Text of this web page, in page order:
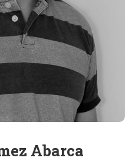
Abarca